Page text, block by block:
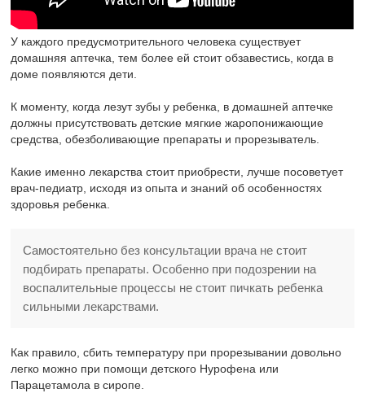
У каждого предусмотрительного человека существует
домашняя аптечка, тем более ей стоит обзавестись, когда в
доме появляются дети.
К моменту, когда лезут зубы у ребенка, в домашней аптечке
должны присутствовать детские мягкие жаропонижающие
средства, обезболивающие препараты и прорезыватель.
Какие именно лекарства стоит приобрести, лучше посоветует
врач-педиатр, исходя из опыта и знаний об особенностях
здоровья ребенка.
Самостоятельно без консультации врача не стоит
подбирать препараты. Особенно при подозрении на
воспалительные процессы не стоит пичкать ребенка
сильными лекарствами.
Как правило, сбить температуру при прорезывании довольно
легко можно при помощи детского Нурофена или
Парацетамола в сиропе.